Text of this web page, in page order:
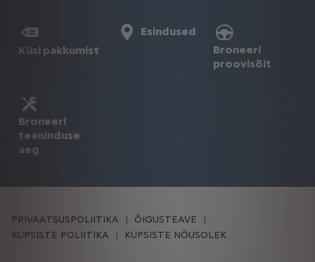
Küsi pakkumist
Esindused
Broneeri
proovisõit
Broneeri
teeninduse
aeg
PRIVAATSUSPOLIITIKA
ÕIGUSTEAVE
KÜPSISTE POLIITIKA
KÜPSISTE NÕUSOLEK